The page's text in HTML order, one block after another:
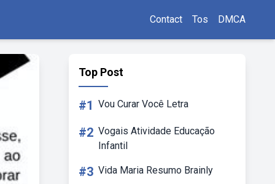
Contact Tos DMCA
Top Post
#1 Vou Curar Você Letra
#2 Vogais Atividade Educação
Infantil
#3 Vida Maria Resumo Brainly